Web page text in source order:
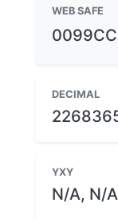
WEB SAFE
0099CC
DECIMAL
YXY
N/A, N/